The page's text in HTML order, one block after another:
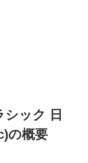
シック 日
の概要